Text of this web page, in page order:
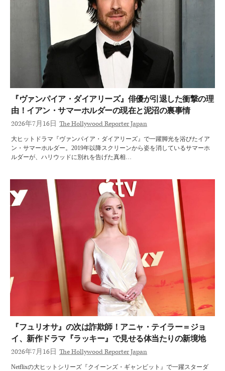
『ヴァンパイア・ダイアリーズ』俳優が引退した衝撃の理
由！イアン・サマーホルダーの現在と泥沼の裏事情
2026年7月16日 The Hollywood Reporter Japan
大ヒットドラマ『ヴァンパイア・ダイアリーズ』で一躍脚光を浴びたイア
ン・サマーホルダー。2019年以降スクリーンから姿を消しているサマーホ
ルダーが、ハリウッドに別れを告げた真相…
『フュリオサ』の次は詐欺師！アニャ・テイラー＝ジョ
イ、新作ドラマ『ラッキー』で見せる体当たりの新境地
2026年7月16日 The Hollywood Reporter Japan
Netflixの大ヒットシリーズ『クイーンズ・ギャンビット』で一躍スターダ